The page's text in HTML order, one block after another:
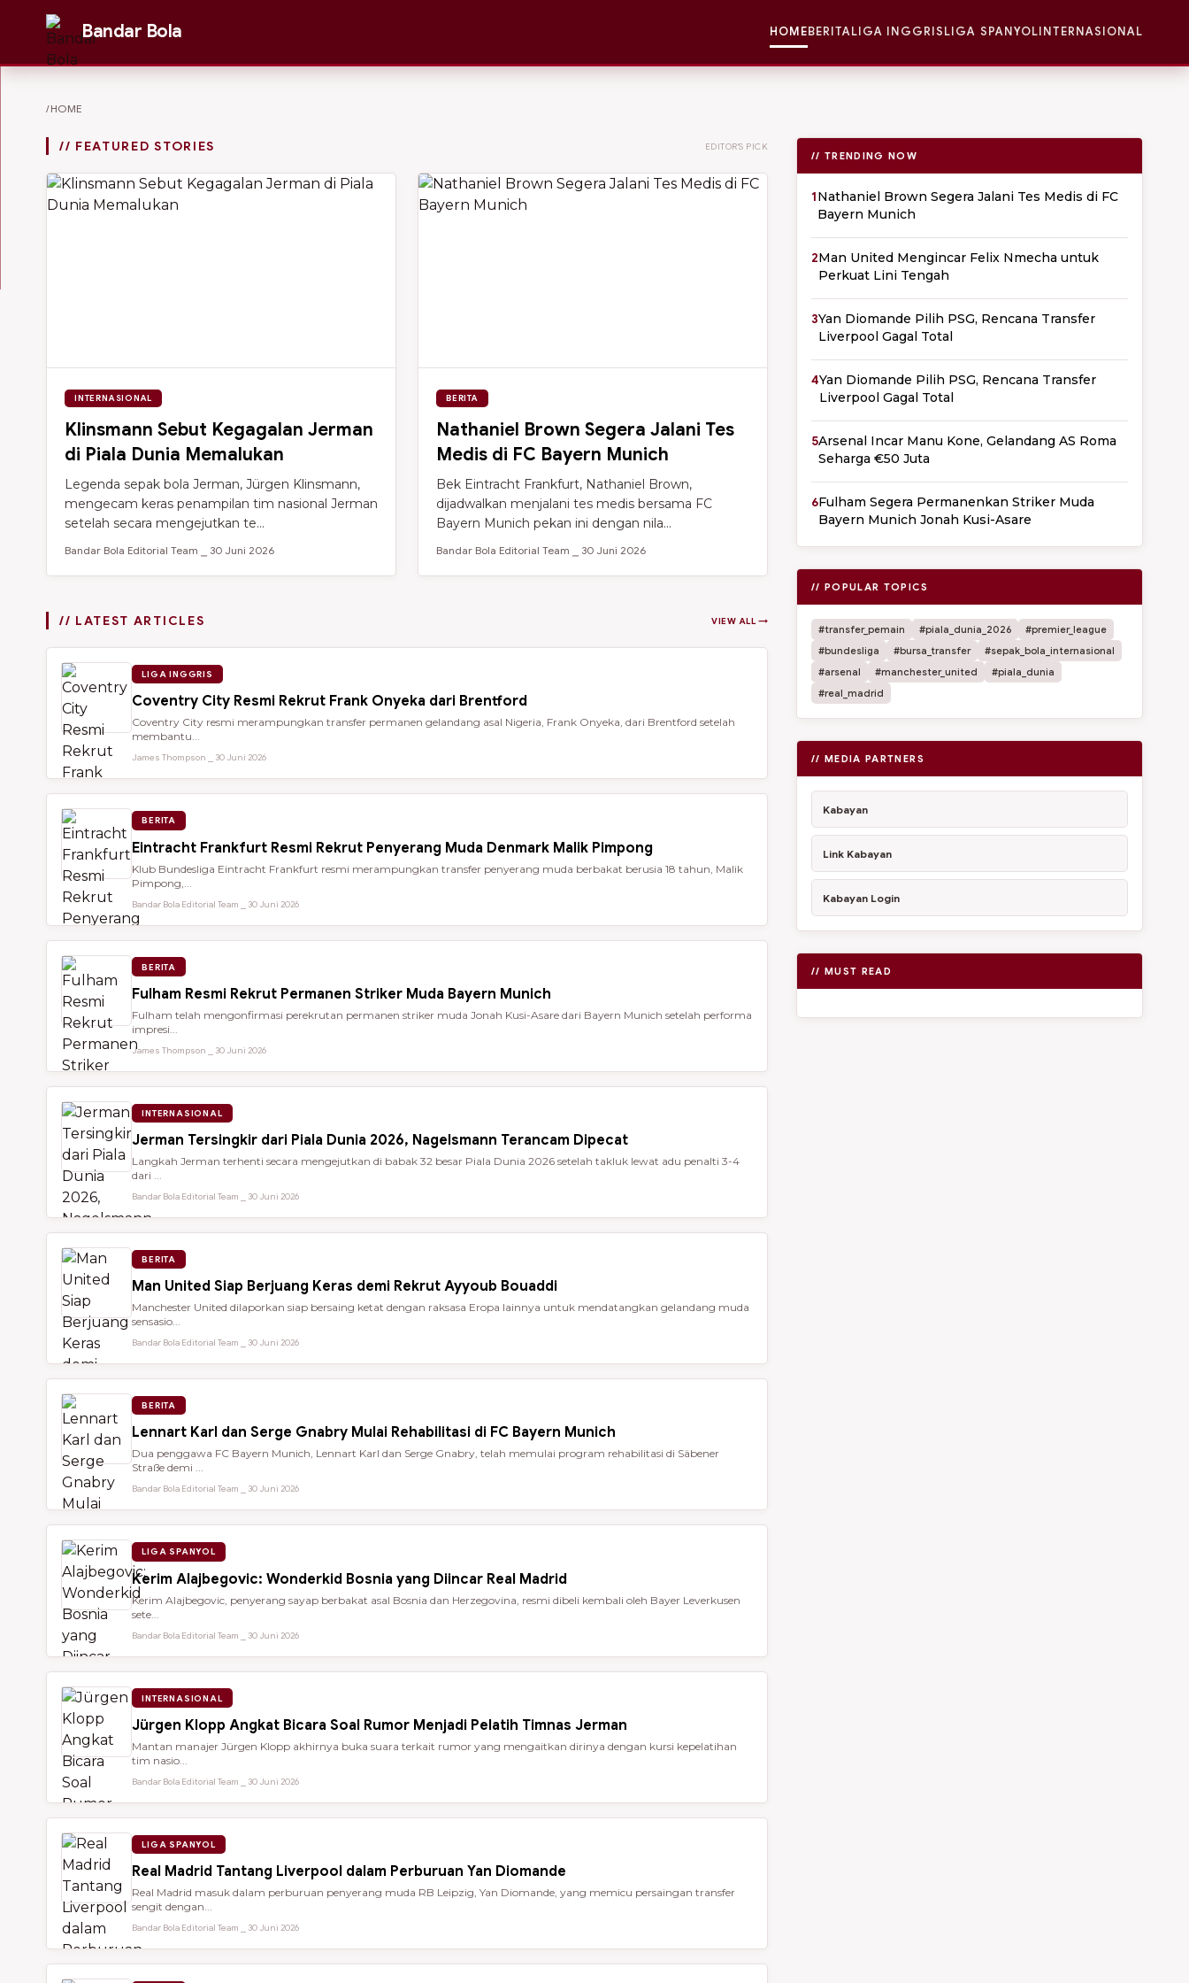
Bandar Bola HOMEBERITALIGA INGGRISLIGA SPANYOLINTERNASIONAL
/HOME
// FEATURED STORIES EDITOR'S PICK
INTERNASIONAL
Klinsmann Sebut Kegagalan Jerman
di Piala Dunia Memalukan
Legenda sepak bola Jerman, Jürgen Klinsmann,
mengecam keras penampilan tim nasional Jerman
setelah secara mengejutkan te...
Bandar Bola Editorial Team ⎯ 30 Juni 2026
BERITA
Nathaniel Brown Segera Jalani Tes
Medis di FC Bayern Munich
Bek Eintracht Frankfurt, Nathaniel Brown,
dijadwalkan menjalani tes medis bersama FC
Bayern Munich pekan ini dengan nila...
Bandar Bola Editorial Team ⎯ 30 Juni 2026
// LATEST ARTICLES VIEW ALL →
LIGA INGGRIS
Coventry City Resmi Rekrut Frank Onyeka dari Brentford
Coventry City resmi merampungkan transfer permanen gelandang asal Nigeria, Frank Onyeka, dari Brentford setelah
membantu...
James Thompson ⎯ 30 Juni 2026
BERITA
Eintracht Frankfurt Resmi Rekrut Penyerang Muda Denmark Malik Pimpong
Klub Bundesliga Eintracht Frankfurt resmi merampungkan transfer penyerang muda berbakat berusia 18 tahun, Malik
Pimpong,...
Bandar Bola Editorial Team ⎯ 30 Juni 2026
BERITA
Fulham Resmi Rekrut Permanen Striker Muda Bayern Munich
Fulham telah mengonfirmasi perekrutan permanen striker muda Jonah Kusi-Asare dari Bayern Munich setelah performa
impresi...
James Thompson ⎯ 30 Juni 2026
INTERNASIONAL
Jerman Tersingkir dari Piala Dunia 2026, Nagelsmann Terancam Dipecat
Langkah Jerman terhenti secara mengejutkan di babak 32 besar Piala Dunia 2026 setelah takluk lewat adu penalti 3-4
dari ...
Bandar Bola Editorial Team ⎯ 30 Juni 2026
BERITA
Man United Siap Berjuang Keras demi Rekrut Ayyoub Bouaddi
Manchester United dilaporkan siap bersaing ketat dengan raksasa Eropa lainnya untuk mendatangkan gelandang muda
sensasio...
Bandar Bola Editorial Team ⎯ 30 Juni 2026
BERITA
Lennart Karl dan Serge Gnabry Mulai Rehabilitasi di FC Bayern Munich
Dua penggawa FC Bayern Munich, Lennart Karl dan Serge Gnabry, telah memulai program rehabilitasi di Säbener
Straße demi ...
Bandar Bola Editorial Team ⎯ 30 Juni 2026
LIGA SPANYOL
Kerim Alajbegovic: Wonderkid Bosnia yang Diincar Real Madrid
Kerim Alajbegovic, penyerang sayap berbakat asal Bosnia dan Herzegovina, resmi dibeli kembali oleh Bayer Leverkusen
sete...
Bandar Bola Editorial Team ⎯ 30 Juni 2026
INTERNASIONAL
Jürgen Klopp Angkat Bicara Soal Rumor Menjadi Pelatih Timnas Jerman
Mantan manajer Jürgen Klopp akhirnya buka suara terkait rumor yang mengaitkan dirinya dengan kursi kepelatihan
tim nasio...
Bandar Bola Editorial Team ⎯ 30 Juni 2026
LIGA SPANYOL
Real Madrid Tantang Liverpool dalam Perburuan Yan Diomande
Real Madrid masuk dalam perburuan penyerang muda RB Leipzig, Yan Diomande, yang memicu persaingan transfer
sengit dengan...
Bandar Bola Editorial Team ⎯ 30 Juni 2026
// TRENDING NOW
1Nathaniel Brown Segera Jalani Tes Medis di FC
Bayern Munich
2Man United Mengincar Felix Nmecha untuk
Perkuat Lini Tengah
3Yan Diomande Pilih PSG, Rencana Transfer
Liverpool Gagal Total
4Yan Diomande Pilih PSG, Rencana Transfer
Liverpool Gagal Total
5Arsenal Incar Manu Kone, Gelandang AS Roma
Seharga €50 Juta
6Fulham Segera Permanenkan Striker Muda
Bayern Munich Jonah Kusi-Asare
// POPULAR TOPICS
#transfer_pemain #piala_dunia_2026
#premier_league
#bundesliga
#bursa_transfer
#sepak_bola_internasional
#arsenal
#manchester_united
#piala_dunia
#real_madrid
// MEDIA PARTNERS
Kabayan
Link Kabayan
Kabayan Login
// MUST READ